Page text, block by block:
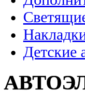
Детские